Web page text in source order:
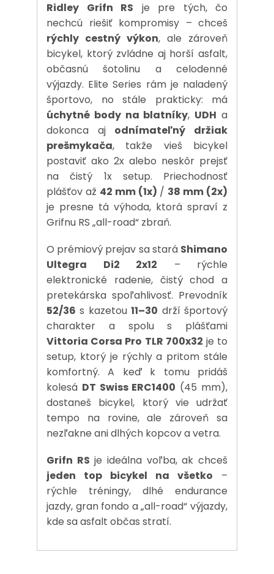
Ridley Grifn RS je pre tých, čo
nechcú riešiť kompromisy – chceš
rýchly cestný výkon, ale zároveň
bicykel, ktorý zvládne aj horší asfalt,
občasnú šotolinu a celodenné
výjazdy. Elite Series rám je naladený
športovo, no stále prakticky: má
úchytné body na blatníky, UDH a
dokonca aj odnímateľný držiak
prešmykača, takže vieš bicykel
postaviť ako 2x alebo neskôr prejsť
na čistý 1x setup. Priechodnosť
plášťov až 42 mm (1x) / 38 mm (2x)
je presne tá výhoda, ktorá spraví z
Grifnu RS „all-road“ zbraň.
O prémiový prejav sa stará Shimano
Ultegra Di2 2x12 – rýchle
elektronické radenie, čistý chod a
pretekárska spoľahlivosť. Prevodník
52/36 s kazetou11–30 drží športový
charakter a spolu s plášťami
Vittoria Corsa Pro TLR 700x32 je to
setup, ktorý je rýchly a pritom stále
komfortný. A keď k tomu pridáš
kolesá DT Swiss ERC1400 (45 mm),
dostaneš bicykel, ktorý vie udržať
tempo na rovine, ale zároveň sa
nezľakne ani dlhých kopcov a vetra.
Grifn RS je ideálna voľba, ak chceš
jeden top bicykel na všetko –
rýchle tréningy, dlhé endurance
jazdy, gran fondo a „all-road“ výjazdy,
kde sa asfalt občas stratí.